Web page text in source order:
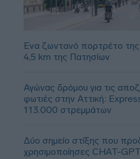
Ένα ζωντανό πορτρέτο
4,5 km της Πατησίων
Αγώνας δρόμου για τις
φωτιές στην Αττική:
113.000 στρεμμάτων
Δύο σημείο στίξης που
χρησιμοποίησες CHAT-GPT